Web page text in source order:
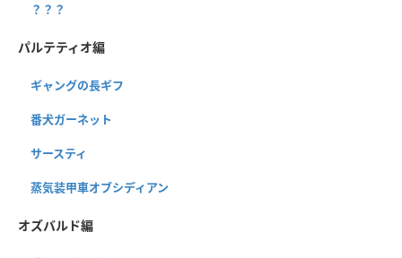
？？？
パルテティオ編
ギャングの長ギフ
番犬ガーネット
サースティ
蒸気装甲車オブシディアン
オズバルド編